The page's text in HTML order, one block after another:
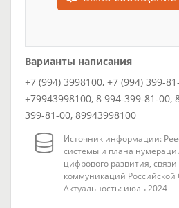
Варианты написания
+7 (994) 3998100, +7 (994) 399-
+79943998100, 8 994-399-81-00,
399-81-00, 89943998100
Источник информации:
системы и плана
цифрового развития,
коммуникаций
Актуальность: июль 2024